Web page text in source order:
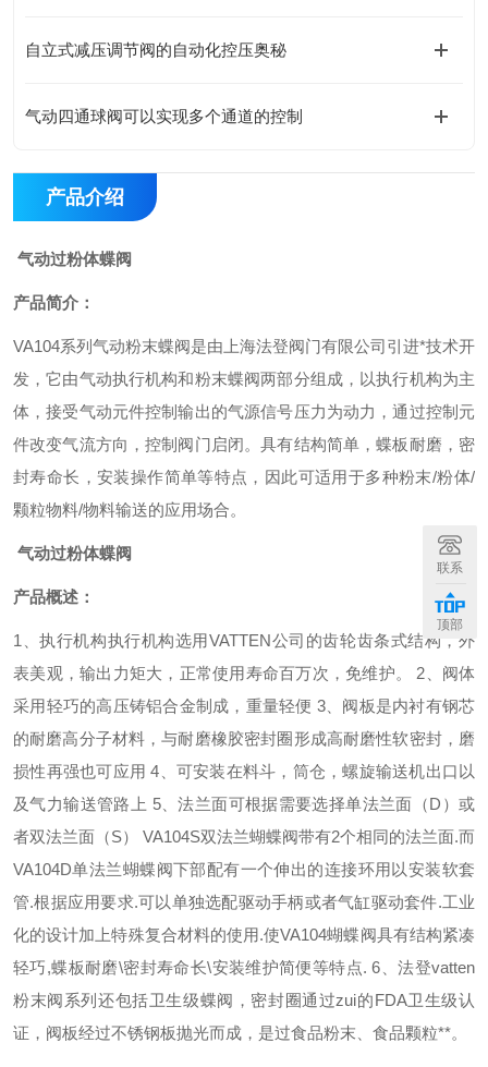
自立式减压调节阀的自动化控压奥秘
气动四通球阀可以实现多个通道的控制
产品介绍
气动过粉体蝶阀
产品简介：
VA104系列气动粉末蝶阀是由上海法登阀门有限公司引进*技术开
发，它由气动执行机构和粉末蝶阀两部分组成，以执行机构为主
体，接受气动元件控制输出的气源信号压力为动力，通过控制元
件改变气流方向，控制阀门启闭。具有结构简单，蝶板耐磨，密
封寿命长，安装操作简单等特点，因此可适用于多种粉末/粉体/
颗粒物料/物料输送的应用场合。
气动过粉体蝶阀
产品概述：
1 、执行机构执行机构选用VATTEN公司的齿轮齿条式结构，外
表美观，输出力矩大，正常使用寿命百万次，免维护。
2 、阀体
采用轻巧的高压铸铝合金制成，重量轻便 3、阀板是内衬有钢芯
的耐磨高分子材料，与耐磨橡胶密封圈形成高耐磨性软密封，磨
损性再强也可应用 4 、可安装在料斗，筒仓，螺旋输送机出口以
及气力输送管路上 5、法兰面可根据需要选择单法兰面（D ）或
者双法兰面（S） VA104S双法兰蝴蝶阀带有2个相同的法兰面.而
VA104D单法兰蝴蝶阀下部配有一个伸出的连接环用以安装软套
管.根据应用要求.可以单独选配驱动手柄或者气缸驱动套件.工业
化的设计加上特殊复合材料的使用.使VA104蝴蝶阀具有结构紧凑
轻巧,蝶板耐磨\密封寿命长\安装维护简便等特点. 6 、法登vatten
粉末阀系列还包括卫生级蝶阀，密封圈通过zui的FDA卫生级认
证，阀板经过不锈钢板抛光而成，是过食品粉末、食品颗粒**。
联系
顶部